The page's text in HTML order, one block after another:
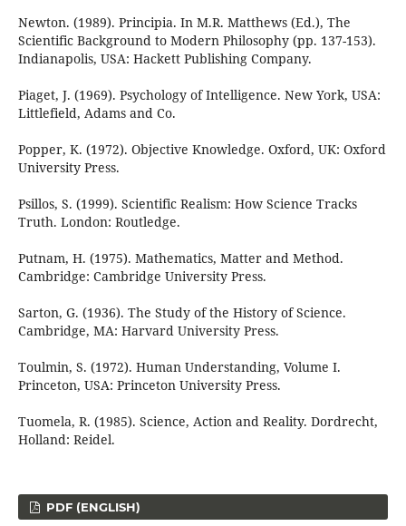
Newton. (1989). Principia. In M.R. Matthews (Ed.), The
Scientific Background to Modern Philosophy (pp. 137-153).
Indianapolis, USA: Hackett Publishing Company.
Piaget, J. (1969). Psychology of Intelligence. New York, USA:
Littlefield, Adams and Co.
Popper, K. (1972). Objective Knowledge. Oxford, UK: Oxford
University Press.
Psillos, S. (1999). Scientific Realism: How Science Tracks
Truth. London: Routledge.
Putnam, H. (1975). Mathematics, Matter and Method.
Cambridge: Cambridge University Press.
Sarton, G. (1936). The Study of the History of Science.
Cambridge, MA: Harvard University Press.
Toulmin, S. (1972). Human Understanding, Volume I.
Princeton, USA: Princeton University Press.
Tuomela, R. (1985). Science, Action and Reality. Dordrecht,
Holland: Reidel.
PDF (ENGLISH)